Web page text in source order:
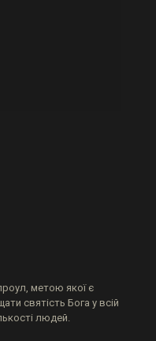
, метою якої є
святість Бога у всій
людей.